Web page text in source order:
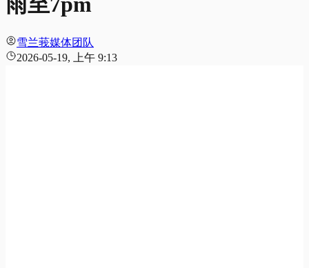
雪兰莪媒体团队
2026-05-19, 上午 9:13